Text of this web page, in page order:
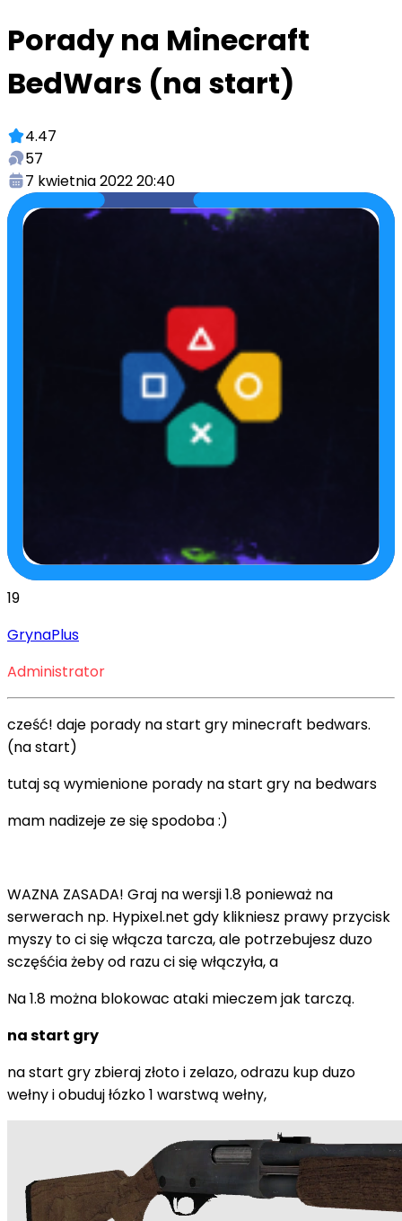
Porady na Minecraft
BedWars (na start)
4.47
57
7 kwietnia 2022 20:40
19
GrynaPlus
Administrator
cześć! daje porady na start gry minecraft bedwars.
(na start)
tutaj są wymienione porady na start gry na bedwars
mam nadizeje ze się spodoba :)
WAZNA ZASADA! Graj na wersji 1.8 ponieważ na
serwerach np. Hypixel.net gdy klikniesz prawy przycisk
myszy to ci się włącza tarcza, ale potrzebujesz duzo
sczęśćia żeby od razu ci się włączyła, a
Na 1.8 można blokowac ataki mieczem jak tarczą.
na start gry
na start gry zbieraj złoto i zelazo, odrazu kup duzo
wełny i obuduj łózko 1 warstwą wełny,